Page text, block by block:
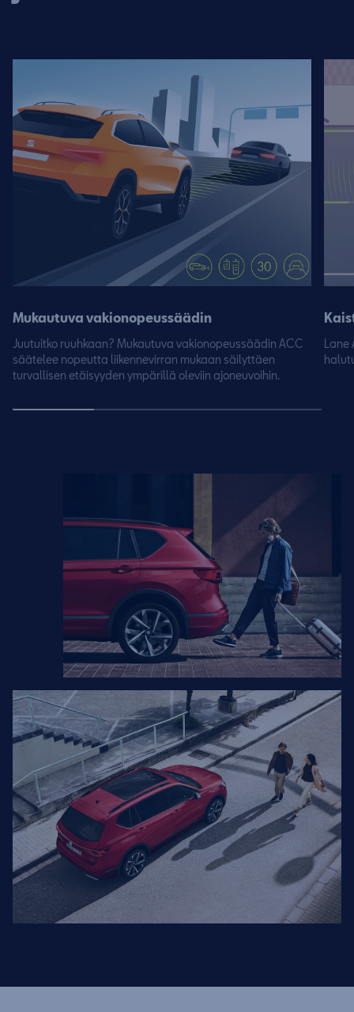
Mukautuva vakionopeussäädin
Juutuitko ruuhkaan? Mukautuva vakionopeussäädin ACC
säätelee nopeutta liikennevirran mukaan säilyttäen
turvallisen etäisyyden ympärillä oleviin ajoneuvoihin.